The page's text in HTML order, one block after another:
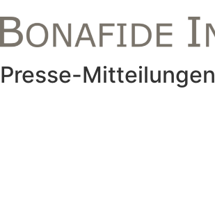
Presse-Mitteilungen